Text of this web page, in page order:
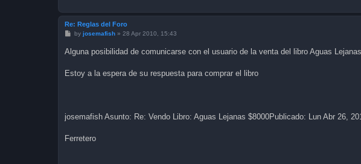
Re: Reglas del Foro
P
t
by josemafish» 28 Apr 2010, 15:43
Alguna posibilidad de comunicarse con el usuario de la venta del libro Aguas
Estoy a la espera de su respuesta para comprar el libro
josemafish Asunto: Re: Vendo Libro: Aguas Lejanas $8000Publicado: Lun Abr 26,
Ferretero